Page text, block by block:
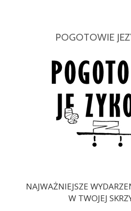
POGOTOWIE
NAJWAŻNIEJSZE
W TWOJEJ